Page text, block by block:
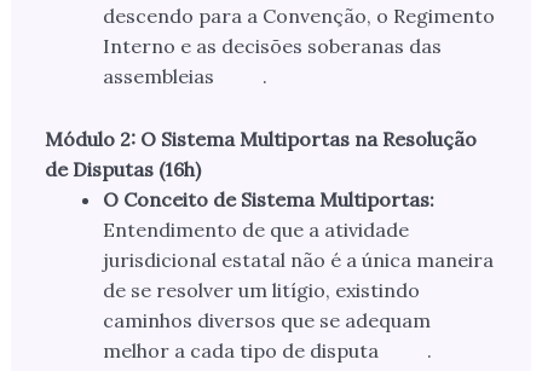
descendo para a Convenção, o Regimento
Interno e as decisões soberanas das
assembleias
.
Módulo 2: O Sistema Multiportas na Resolução
de Disputas (16h)
O Conceito de Sistema Multiportas:
Entendimento de que a atividade
jurisdicional estatal não é a única maneira
de se resolver um litígio, existindo
caminhos diversos que se adequam
melhor a cada tipo de disputa
.